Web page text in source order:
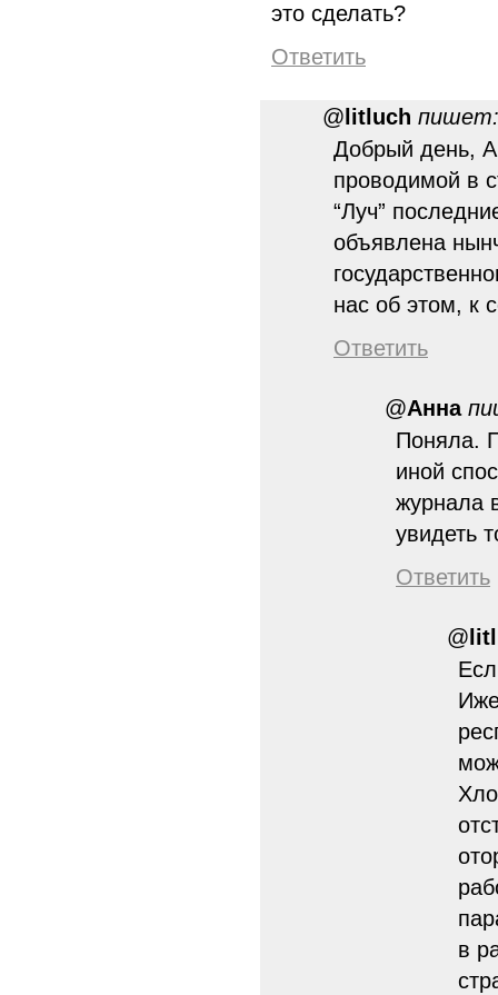
это сделать?
Ответить
@ litluch пишет:
Добрый день,
проводимой в
“Луч”
объявлена
нас об этом, к
Ответить
@Анна
Поняла.
иной
журнала
увидеть
Ответить
@
в